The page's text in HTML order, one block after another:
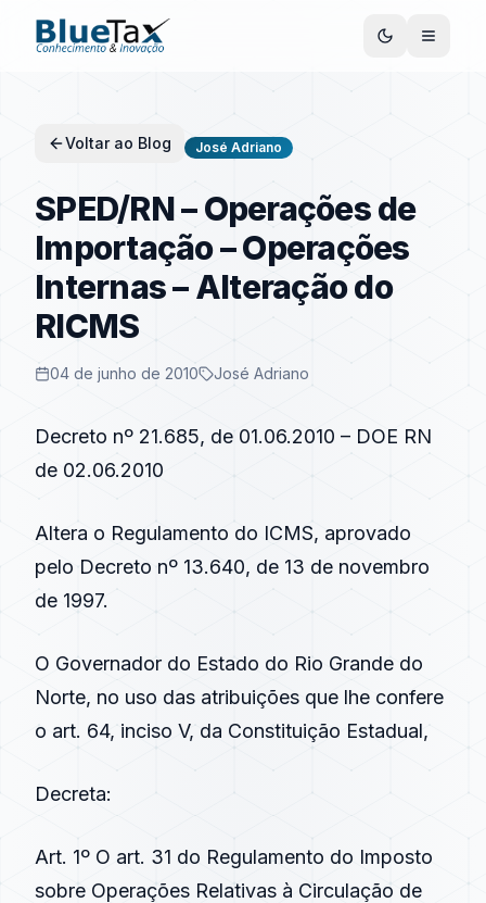
Voltar ao Blog José Adriano
SPED/RN – Operações de
Importação – Operações
Internas – Alteração do
RICMS
04 de junho de 2010 José Adriano
Decreto nº 21.685, de 01.06.2010 – DOE RN
de 02.06.2010
Altera o Regulamento do ICMS, aprovado
pelo Decreto nº 13.640, de 13 de novembro
de 1997.
O Governador do Estado do Rio Grande do
Norte, no uso das atribuições que lhe confere
o art. 64, inciso V, da Constituição Estadual,
Decreta:
Art. 1º O art. 31 do Regulamento do Imposto
sobre Operações Relativas à Circulação de